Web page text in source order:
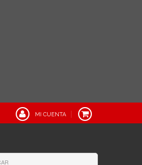
MI CUENTA